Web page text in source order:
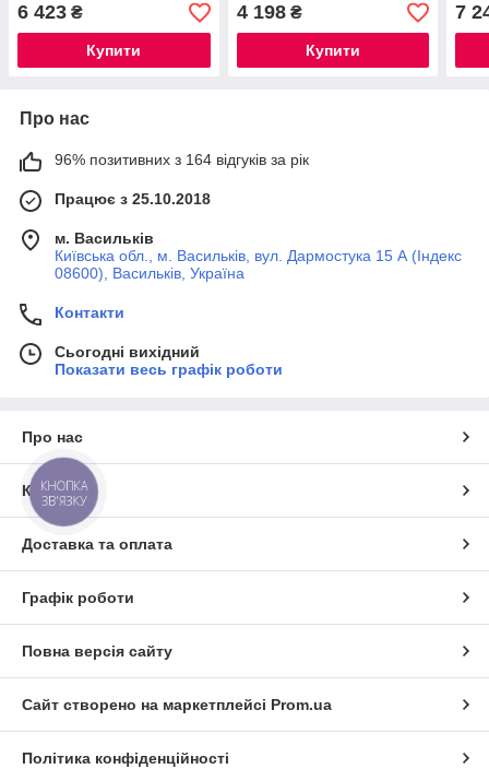
6 423 ₴
Купити
4 198₴
Купити
7
Про нас
96% позитивних з 164 відгуків за рік
Працює з 25.10.2018
м. Васильків
Київська обл., м. Васильків, вул. Дармостука 15 А (Індекс
08600), Васильків, Україна
Контакти
Сьогодні вихідний
Показати весь графік роботи
Про нас
Контакти
Доставка та оплата
Графік роботи
Повна версія сайту
Сайт створено на маркетплейсі Prom.ua
Політика конфіденційності
КНОПКА
ЗВ'ЯЗКУ